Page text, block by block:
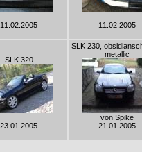
11.02.2005 11.02.2005
SLK 320
23.01.2005
SLK 230,
metallic
von Spike
21.01.2005